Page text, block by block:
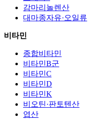
감마리놀렌산
대마종자유·오일류
비타민
종합비타민
비타민B군
비타민C
비타민D
비타민K
비오틴·판토텐산
엽산